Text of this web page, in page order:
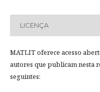
LICENÇA
MATLIT oferece acesso
autores que publicam nesta
seguintes: